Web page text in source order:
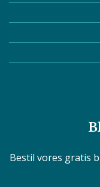
Bestil vores gratis